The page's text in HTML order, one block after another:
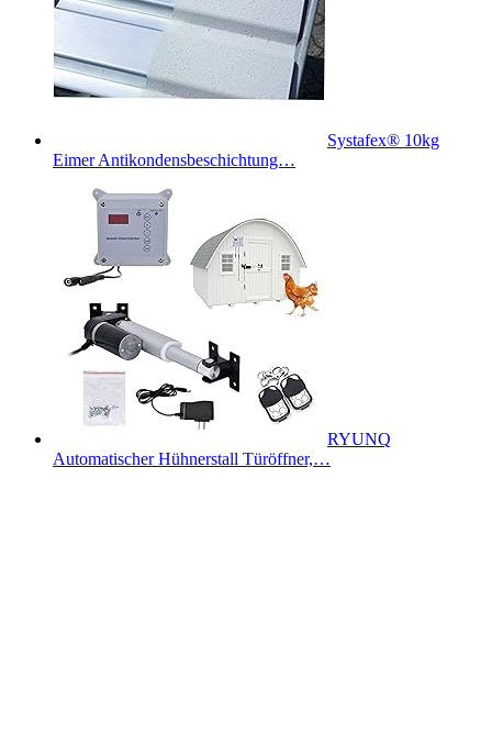
Systafex® 10kg
Eimer Antikondensbeschichtung…
RYUNQ
Automatischer Hühnerstall Türöffner,…